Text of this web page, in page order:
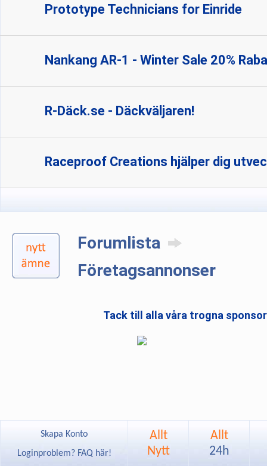
Prototype Technicians for Einride
Nankang AR-1 - Winter Sale 20%
R-Däck.se - Däckväljaren!
Raceproof Creations hjälper dig
Forumlista
Företagsannonser
Tack till alla våra trogna
Skapa Konto
Loginproblem? FAQ här!
Allt
Nytt
Allt
24h